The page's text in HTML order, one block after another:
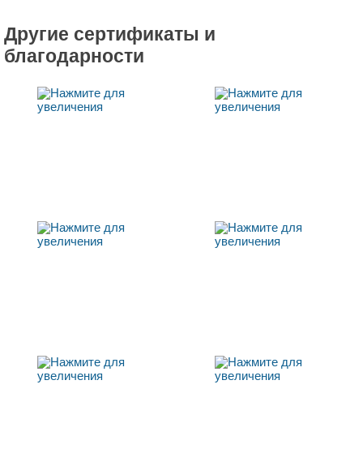
Другие сертификаты и
благодарности